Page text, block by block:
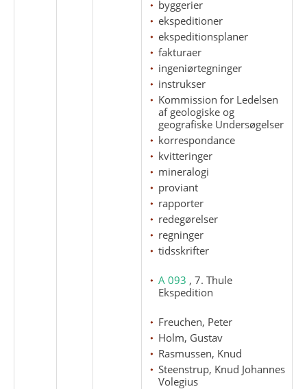
byggerier
ekspeditioner
ekspeditionsplaner
fakturaer
ingeniørtegninger
instrukser
Kommission for Ledelsen
af geologiske og
geografiske Undersøgelser
korrespondance
kvitteringer
mineralogi
proviant
rapporter
redegørelser
regninger
tidsskrifter
A 093 , 7. Thule
Ekspedition
Freuchen, Peter
Holm, Gustav
Rasmussen, Knud
Steenstrup, Knud Johannes
Volegius